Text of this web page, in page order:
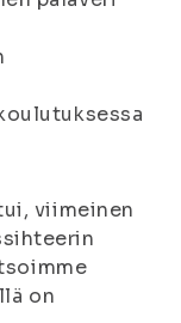
viimeinen
on